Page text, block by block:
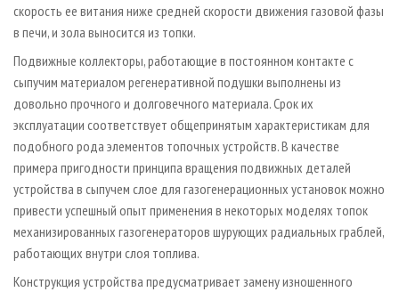
скорость ее витания ниже средней скорости движения газовой фазы
в печи, и зола выносится из топки.
Подвижные коллекторы, работающие в постоянном контакте с
сыпучим материалом регенеративной подушки выполнены из
довольно прочного и долговечного материала. Срок их
эксплуатации соответствует общепринятым характеристикам для
подобного рода элементов топочных устройств. В качестве
примера пригодности принципа вращения подвижных деталей
устройства в сыпучем слое для газогенерационных установок можно
привести успешный опыт применения в некоторых моделях топок
механизированных газогенераторов шурующих радиальных граблей,
работающих внутри слоя топлива.
Конструкция устройства предусматривает замену изношенного